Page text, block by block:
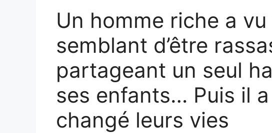
Un homme riche a
semblant d’être
partageant un seul
ses enfants… Puis il
changé leurs vies